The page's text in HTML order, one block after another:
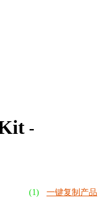
-
(1) 一键复制产品